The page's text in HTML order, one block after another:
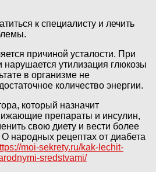
к специалисту и лечить
причиной усталости. При
нарушается утилизация глюкозы
в организме не
количество энергии.
который назначит
препараты и инсулин,
свою диету и вести более
народных рецептах от диабета
moi-sekrety.ru/kak-lechit-
sredstvami/